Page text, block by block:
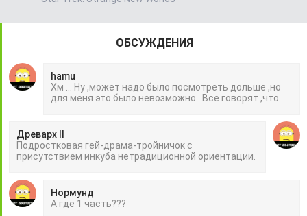
ОБСУЖДЕНИЯ
hamu
Хм ... Ну ,может надо было посмотреть дольше ,но
для меня это было невозможно . Все говорят ,что
Древарх II
Подростковая гей-драма-тройничок с
присутствием инкуба нетрадиционной ориентации.
Нормунд
А где 1 часть???